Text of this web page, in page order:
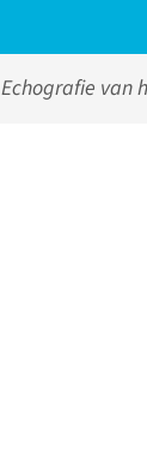
Echografie van